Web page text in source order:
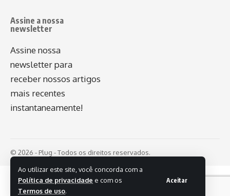
Ao utilizar este site, você concorda com a
Política de privacidade e com os
Termos de uso.
Aceitar
Assine a nossa
newsletter
Assine nossa
newsletter para
receber nossos artigos
mais recentes
instantaneamente!
© 2026 - Plug - Todos os direitos reservados.